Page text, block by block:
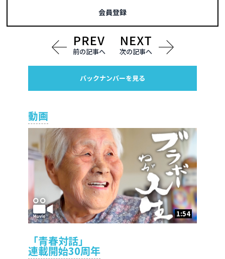
会員登録
前の記事へ 次の記事へ
バックナンバーを見る
動画
1:54
「青春対話」
連載開始30周年